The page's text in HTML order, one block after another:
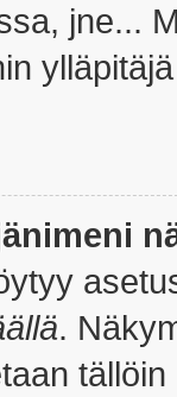
jne...
.